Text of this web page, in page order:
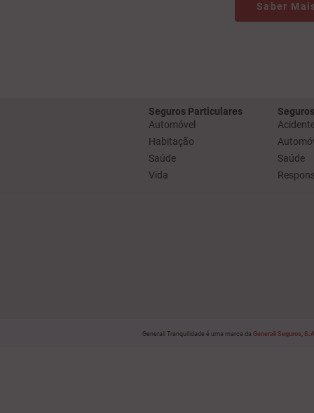
Saber
Seguros Particulares
Automóvel
Habitação
Saúde
Vida
Saúde
Generali Tranquilidade é uma marca da Generali Seguros, S.A.